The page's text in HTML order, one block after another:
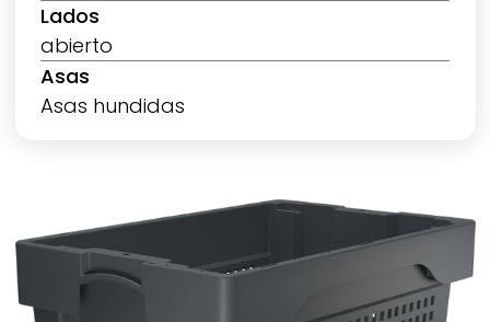
Lados
abierto
Asas
Asas hundidas